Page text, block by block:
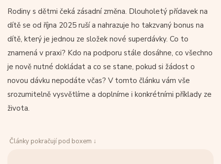
Rodiny s dětmi čeká zásadní změna. Dlouholetý přídavek na
dítě se od října 2025 ruší a nahrazuje ho takzvaný bonus na
dítě, který je jednou ze složek nové superdávky. Co to
znamená v praxi? Kdo na podporu stále dosáhne, co všechno
je nově nutné dokládat a co se stane, pokud si žádost o
novou dávku nepodáte včas? V tomto článku vám vše
srozumitelně vysvětlíme a doplníme i konkrétními příklady ze
života.
Články pokračují pod boxem ↓